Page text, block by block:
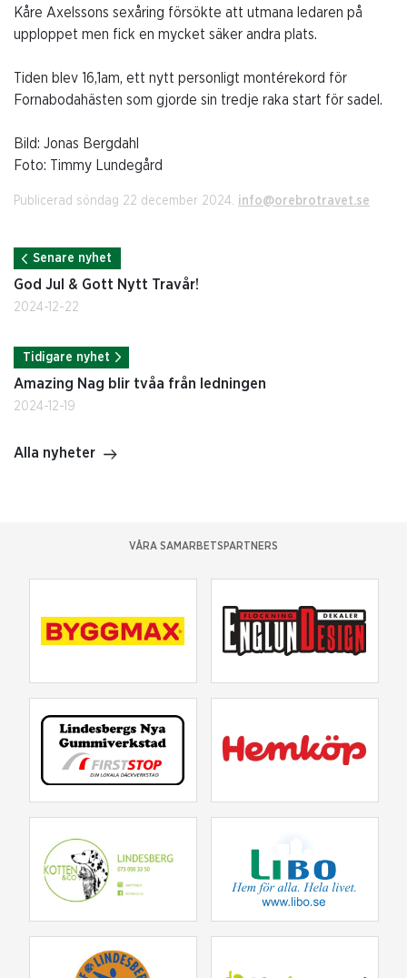
Kåre Axelssons sexåring försökte att utmana ledaren på
upploppet men fick en mycket säker andra plats.
Tiden blev 16,1am, ett nytt personligt montérekord för
Fornabodahästen som gjorde sin tredje raka start för sadel.
Bild: Jonas Bergdahl
Foto: Timmy Lundegård
Publicerad söndag 22 december 2024. info@orebrotravet.se
Senare nyhet
God Jul & Gott Nytt Travår!
2024-12-22
Tidigare nyhet
Amazing Nag blir tvåa från ledningen
2024-12-19
Alla nyheter
VÅRA SAMARBETSPARTNERS